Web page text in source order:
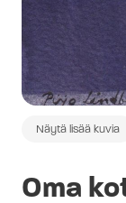
Näytä lisää kuvia
Oma